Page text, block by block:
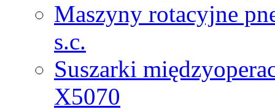
Maszyny rotacyjne
s.c.
Suszarki
X5070